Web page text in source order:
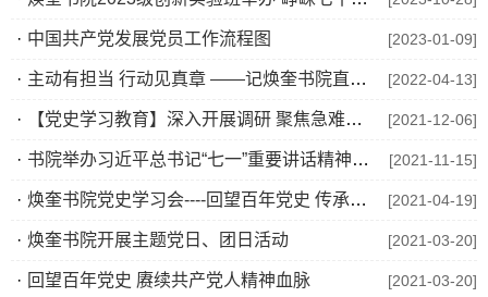
· 中国共产党发展党员工作流程图 [2023-01-09]
· 主动有担当 行动见真章 ——记焕奎书院直属党支部青年党员尹成宇 [2022-04-13]
· 【党史学习教育】深入开展调研 聚焦急难愁盼 [2021-12-06]
· 书院举办习近平总书记“七一”重要讲话精神宣讲会 暨2021级新生入党启蒙教育 [2021-11-15]
· 焕奎书院党史学习会----回望百年党史 传承红色基因 [2021-04-19]
· 焕奎书院开展主题党日、团日活动 [2021-03-20]
· 回望百年党史 赓续共产党人精神血脉 [2021-03-20]